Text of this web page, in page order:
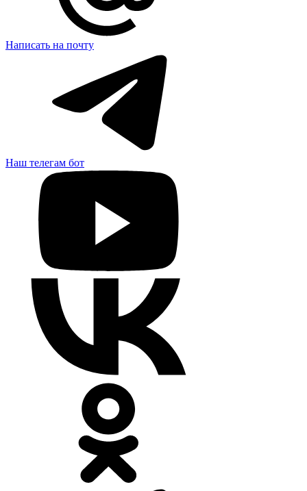
Написать на почту
Наш телегам бот